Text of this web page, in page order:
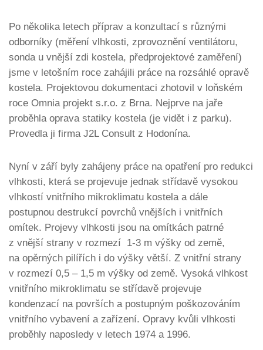
Po několika letech příprav a konzultací s různými
odborníky (měření vlhkosti, zprovoznění ventilátoru,
sonda u vnější zdi kostela, předprojektové zaměření)
jsme v letošním roce zahájili práce na rozsáhlé opravě
kostela. Projektovou dokumentaci zhotovil v loňském
roce Omnia projekt s.r.o. z Brna. Nejprve na jaře
proběhla oprava statiky kostela (je vidět i z parku).
Provedla ji firma J2L Consult z Hodonína.
Nyní v září byly zahájeny práce na opatření pro redukci
vlhkosti, která se projevuje jednak střídavě vysokou
vlhkostí vnitřního mikroklimatu kostela a dále
postupnou destrukcí povrchů vnějších i vnitřních
omítek. Projevy vlhkosti jsou na omítkách patrné
z vnější strany v rozmezí 1-3 m výšky od země,
na opěrných pilířích i do výšky větší. Z vnitřní strany
v rozmezí 0,5 – 1,5 m výšky od země. Vysoká vlhkost
vnitřního mikroklimatu se střídavě projevuje
kondenzací na površích a postupným poškozováním
vnitřního vybavení a zařízení. Opravy kvůli vlhkosti
proběhly naposledy v letech 1974 a 1996.